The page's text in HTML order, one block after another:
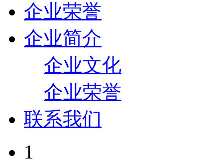
企业荣誉
企业简介
企业文化
企业荣誉
联系我们
1